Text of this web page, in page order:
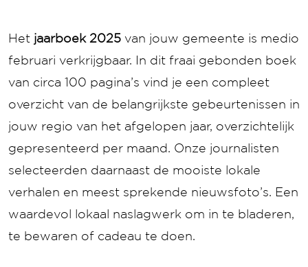
Het jaarboek 2025 van jouw gemeente is medio
februari verkrijgbaar. In dit fraai gebonden boek
van circa 100 pagina’s vind je een compleet
overzicht van de belangrijkste gebeurtenissen in
jouw regio van het afgelopen jaar, overzichtelijk
gepresenteerd per maand. Onze journalisten
selecteerden daarnaast de mooiste lokale
verhalen en meest sprekende nieuwsfoto’s. Een
waardevol lokaal naslagwerk om in te bladeren,
te bewaren of cadeau te doen.